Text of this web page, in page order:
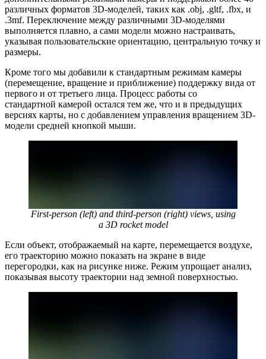
различных форматов 3D-моделей, таких как .obj, .gltf, .fbx, и
.3mf. Переключение между различными 3D-моделями
выполняется плавно, а сами модели можно настраивать,
указывая пользовательские ориентацию, центральную точку и
размеры.
Кроме того мы добавили к стандартным режимам камеры
(перемещение, вращение и приближение) поддержку вида от
первого и от третьего лица. Процесс работы со
стандартной камерой остался тем же, что и в предыдущих
версиях карты, но с добавлением управления вращением 3D-
модели средней кнопкой мыши.
First-person (left) and third-person (right) views, using
a 3D rocket model
Если объект, отображаемый на карте, перемещается воздухе,
его траекторию можно показать на экране в виде
перегородки, как на рисунке ниже. Режим упрощает анализ,
показывая высоту траектории над земной поверхностью.